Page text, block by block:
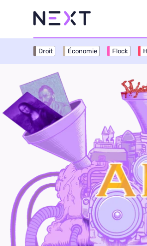
Droit Économie Flock